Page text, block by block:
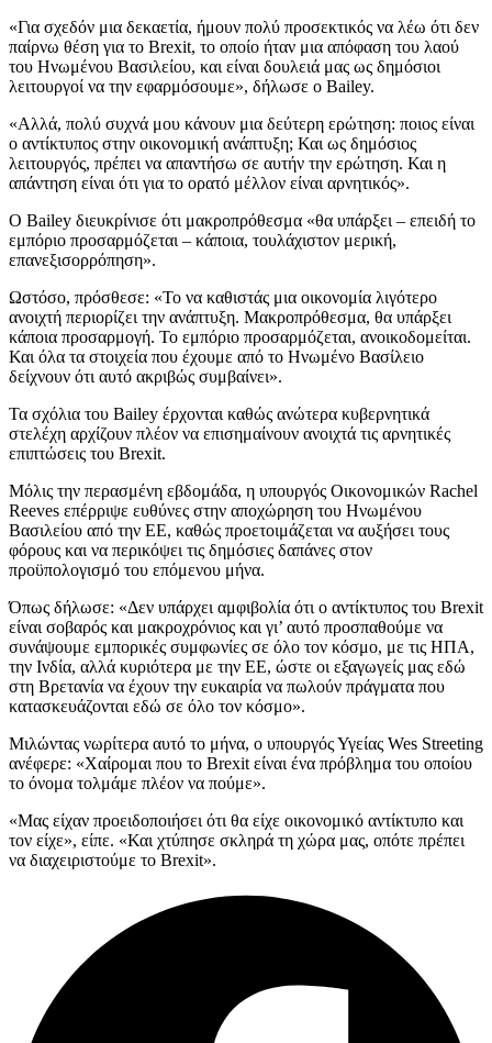
«Για σχεδόν μια δεκαετία, ήμουν πολύ προσεκτικός να λέω ότι δεν
παίρνω θέση για το Brexit, το οποίο ήταν μια απόφαση του λαού
του Ηνωμένου Βασιλείου, και είναι δουλειά μας ως δημόσιοι
λειτουργοί να την εφαρμόσουμε», δήλωσε ο Bailey.
«Αλλά, πολύ συχνά μου κάνουν μια δεύτερη ερώτηση: ποιος είναι
ο αντίκτυπος στην οικονομική ανάπτυξη; Και ως δημόσιος
λειτουργός, πρέπει να απαντήσω σε αυτήν την ερώτηση. Και η
απάντηση είναι ότι για το ορατό μέλλον είναι αρνητικός».
Ο Bailey διευκρίνισε ότι μακροπρόθεσμα «θα υπάρξει – επειδή το
εμπόριο προσαρμόζεται – κάποια, τουλάχιστον μερική,
επανεξισορρόπηση».
Ωστόσο, πρόσθεσε: «Το να καθιστάς μια οικονομία λιγότερο
ανοιχτή περιορίζει την ανάπτυξη. Μακροπρόθεσμα, θα υπάρξει
κάποια προσαρμογή. Το εμπόριο προσαρμόζεται, ανοικοδομείται.
Και όλα τα στοιχεία που έχουμε από το Ηνωμένο Βασίλειο
δείχνουν ότι αυτό ακριβώς συμβαίνει».
Τα σχόλια του Bailey έρχονται καθώς ανώτερα κυβερνητικά
στελέχη αρχίζουν πλέον να επισημαίνουν ανοιχτά τις αρνητικές
επιπτώσεις του Brexit.
Μόλις την περασμένη εβδομάδα, η υπουργός Οικονομικών Rachel
Reeves επέρριψε ευθύνες στην αποχώρηση του Ηνωμένου
Βασιλείου από την ΕΕ, καθώς προετοιμάζεται να αυξήσει τους
φόρους και να περικόψει τις δημόσιες δαπάνες στον
προϋπολογισμό του επόμενου μήνα.
Όπως δήλωσε: «Δεν υπάρχει αμφιβολία ότι ο αντίκτυπος του Brexit
είναι σοβαρός και μακροχρόνιος και γι’ αυτό προσπαθούμε να
συνάψουμε εμπορικές συμφωνίες σε όλο τον κόσμο, με τις ΗΠΑ,
την Ινδία, αλλά κυριότερα με την ΕΕ, ώστε οι εξαγωγείς μας εδώ
στη Βρετανία να έχουν την ευκαιρία να πωλούν πράγματα που
κατασκευάζονται εδώ σε όλο τον κόσμο».
Μιλώντας νωρίτερα αυτό το μήνα, ο υπουργός Υγείας Wes Streeting
ανέφερε: «Χαίρομαι που το Brexit είναι ένα πρόβλημα του οποίου
το όνομα τολμάμε πλέον να πούμε».
«Μας είχαν προειδοποιήσει ότι θα είχε οικονομικό αντίκτυπο και
τον είχε», είπε. «Και χτύπησε σκληρά τη χώρα μας, οπότε πρέπει
να διαχειριστούμε το Brexit».